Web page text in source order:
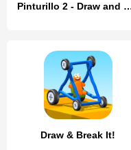
Pinturillo 2 - Draw
Draw & Break It!